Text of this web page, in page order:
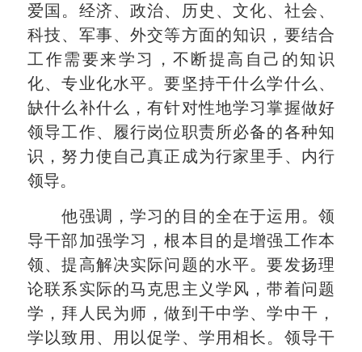
爱国。经济、政治、历史、文化、社会、
科技、军事、外交等方面的知识，要结合
工作需要来学习，不断提高自己的知识
化、专业化水平。要坚持干什么学什么、
缺什么补什么，有针对性地学习掌握做好
领导工作、履行岗位职责所必备的各种知
识，努力使自己真正成为行家里手、内行
领导。
他强调，学习的目的全在于运用。领
导干部加强学习，根本目的是增强工作本
领、提高解决实际问题的水平。要发扬理
论联系实际的马克思主义学风，带着问题
学，拜人民为师，做到干中学、学中干，
学以致用、用以促学、学用相长。领导干